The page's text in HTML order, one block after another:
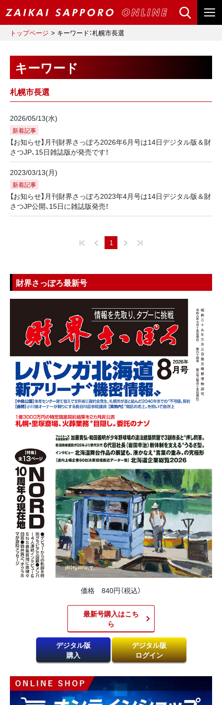
トップページ キーワード：札幌市長選
キーワード
札幌市長選
2026/05/13(水)
新着記事
【お知らせ】月刊財界さっぽろ2026年6月号は14日デジタル版＆財
さつJP、15日雑誌版が発売です！
2023/03/13(月)
新着記事
【お知らせ】月刊財界さっぽろ2023年4月号は14日デジタル版＆財
さつJP公開、15日に雑誌版発売！
1
財界さっぽろ最新号
価格 840円（税込）
最新号購入はこち
ら​
デジタル版
購入
デジタル版
ログイン